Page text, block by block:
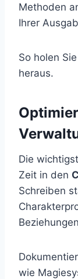
Methoden
Ihrer
So holen
heraus.
Die
Zeit in den
Schreiben
wie